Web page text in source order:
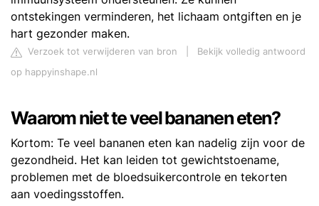
ontstekingen verminderen, het lichaam ontgiften en je
hart gezonder maken.
Verzoek tot verwijderen van bron
Bekijk volledig antwoord
op happyinshape.nl
Waarom niet te veel bananen eten?
Kortom: Te veel bananen eten kan nadelig zijn voor de
gezondheid. Het kan leiden tot gewichtstoename,
problemen met de bloedsuikercontrole en tekorten
aan voedingsstoffen.